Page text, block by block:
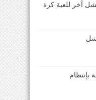
آخر للعبة كرة
بإنتظام